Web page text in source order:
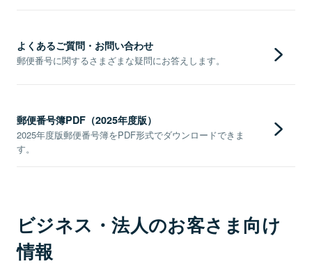
よくあるご質問・お問い合わせ
郵便番号に関するさまざまな疑問にお答えします。
郵便番号簿PDF（2025年度版）
2025年度版郵便番号簿をPDF形式でダウンロードできま
す。
ビジネス・法人のお客さま向け
情報